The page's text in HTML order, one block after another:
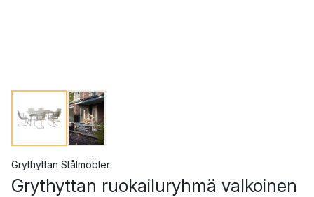
Grythyttan Stålmöbler
Grythyttan ruokailuryhmä valkoinen